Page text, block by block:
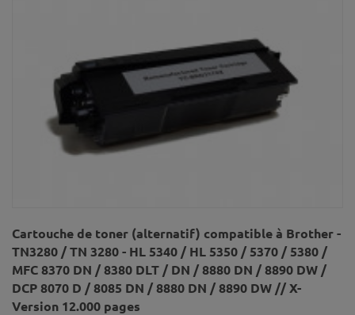
Cartouche de toner (alternatif) compatible à Brother -
TN3280 / TN 3280 - HL 5340 / HL 5350 / 5370 / 5380 /
MFC 8370 DN / 8380 DLT / DN / 8880 DN / 8890 DW /
DCP 8070 D / 8085 DN / 8880 DN / 8890 DW // X-
Version 12.000 pages